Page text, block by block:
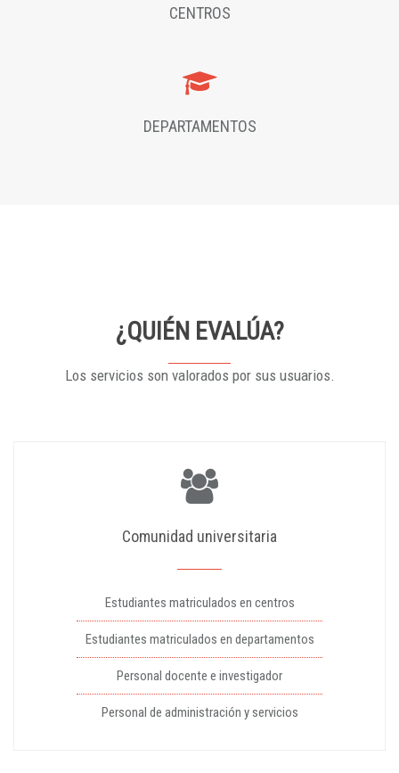
CENTROS
DEPARTAMENTOS
¿QUIÉN EVALÚA?
Los servicios son valorados por sus usuarios.
Comunidad universitaria
Estudiantes matriculados en centros
Estudiantes matriculados en departamentos
Personal docente e investigador
Personal de administración y servicios